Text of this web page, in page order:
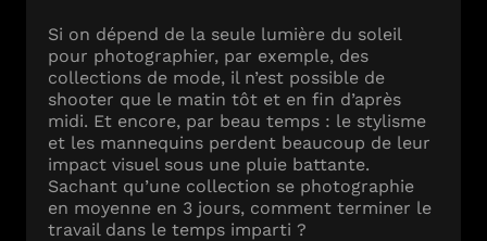
Si on dépend de la seule lumière du soleil
pour photographier, par exemple, des
collections de mode, il n’est possible de
shooter que le matin tôt et en fin d’après
midi. Et encore, par beau temps : le stylisme
et les mannequins perdent beaucoup de leur
impact visuel sous une pluie battante.
Sachant qu’une collection se photographie
en moyenne en 3 jours, comment terminer le
travail dans le temps imparti ?